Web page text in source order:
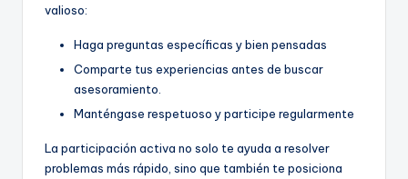
valioso:
Haga preguntas específicas y bien pensadas
Comparte tus experiencias antes de buscar
asesoramiento.
Manténgase respetuoso y participe regularmente
La participación activa no solo te ayuda a resolver
problemas más rápido, sino que también te posiciona